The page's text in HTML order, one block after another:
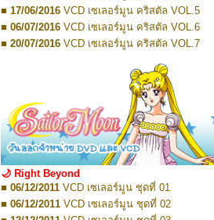
Edition 6
Pretty Guardian Sailor Moon Eternal
Edition 7
■ 01/2023Pretty Guardian Sailor Moon Eternal
Pretty Guardian Sailor Moon Eternal
Pretty Guardian Sailor Moon Eternal
Edition 10
■ TBA 2026Code Name: Sailor V 1
■ TBA 2026Code Name: Sailor V 2
■ 17/06/2016 VCD เซเลอร์มูน คริสตัล VOL.5
■ 06/07/2016 VCD เซเลอร์มูน คริสตัล VOL.6
■ 20/07/2016 VCD เซเลอร์มูน คริสตัล VOL.7
VCD เซเลอร์มูน คริสตัล VOL.9
VCD เซเลอร์มูน คริสตัล VOL.10
■ 10/08/2016
VCD เซเลอร์มูน คริสตัล VOL.11
■ 10/08/2016VCD เซเลอร์มูน คริสตัล VOL.12
■ 17/08/2016VCD เซเลอร์มูน คริสตัล VOL.13
■ 26/05/2016 DVD เซเลอร์มูน คริสตัล VOL.1
■ 08/07/2016DVD เซเลอร์มูน คริสตัล VOL.2
■ 19/08/2016 DVD เซเลอร์มูน คริสตัล VOL.3
■ 08/09/2016 DVD เซเลอร์มูน คริสตัล VOL.4
🌙 Right Beyond
■ 06/12/2011 VCD เซเลอร์มูน ชุดที่ 01
■ 06/12/2011 VCD เซเลอร์มูน ชุดที่ 02